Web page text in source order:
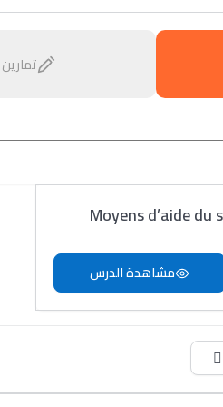
تمارين
Moyens d’aide
مشاهدة الدرس